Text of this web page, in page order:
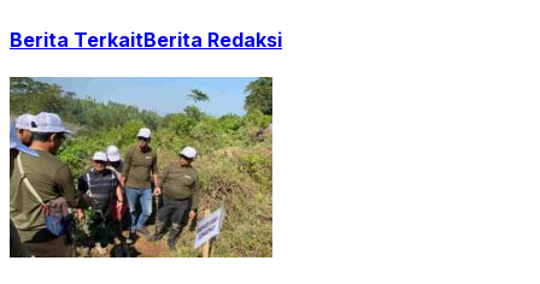
Berita TerkaitBerita Redaksi